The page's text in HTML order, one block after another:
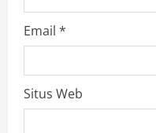
Email *
Situs Web